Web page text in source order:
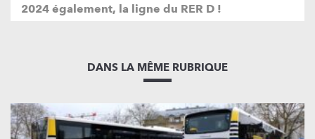
2024 également, la ligne du RER D !
DANS LA MÊME RUBRIQUE